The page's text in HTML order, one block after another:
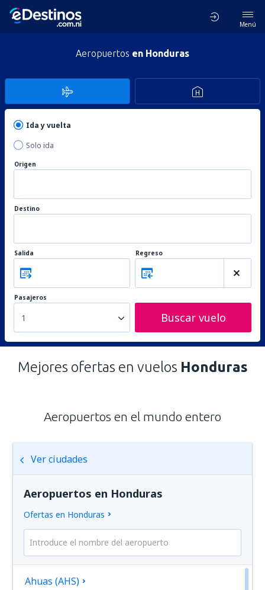
Menú
Aeropuertos en Honduras
Ida y vuelta
Solo ida
Origen
Destino
Salida Regreso
Pasajeros
1 Buscar vuelo
Mejores ofertas en vuelos Honduras
Aeropuertos en el mundo entero
Ver ciudades
Aeropuertos en Honduras
Ofertas en Honduras
Ahuas (AHS)